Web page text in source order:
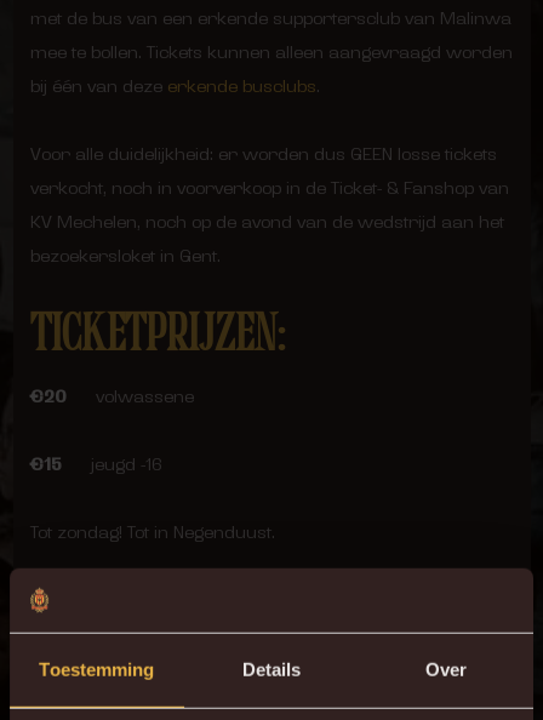
Toestemming Details Over
met de bus van een erkende supportersclub van Malinwa
mee te bollen. Tickets kunnen alleen aangevraagd worden
bij één van deze erkende busclubs.
Voor alle duidelijkheid: er worden dus GEEN losse tickets
verkocht, noch in voorverkoop in de Ticket- & Fanshop van
KV Mechelen, noch op de avond van de wedstrijd aan het
bezoekersloket in Gent.
TICKETPRIJZEN:
€20 volwassene
€15 jeugd -16
Tot zondag! Tot in Negenduust.
Jupiler Pro League